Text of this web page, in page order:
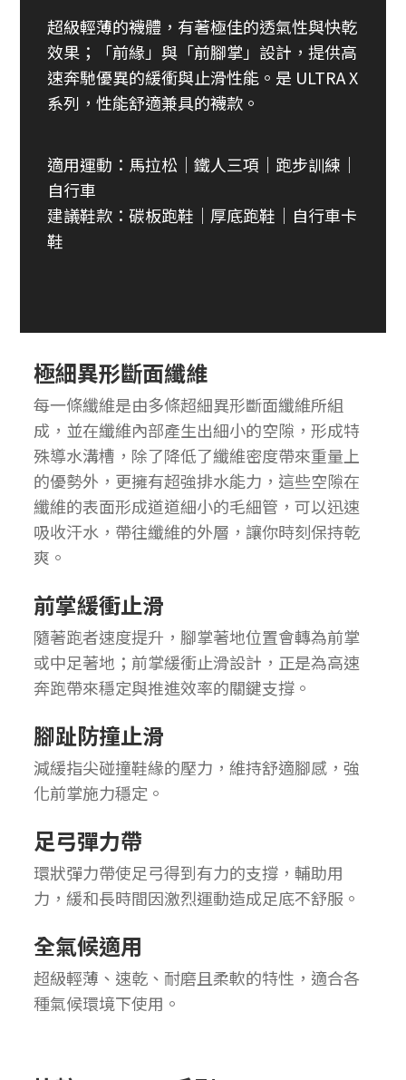
超級輕薄的襪體，有著極佳的透氣性與快乾
效果；「前緣」與「前腳掌」設計，提供高
速奔馳優異的緩衝與止滑性能。是 ULTRA X
系列，性能舒適兼具的襪款。
適用運動：馬拉松｜鐵人三項｜跑步訓練｜
自行車
建議鞋款：碳板跑鞋｜厚底跑鞋｜自行車卡
鞋
極細異形斷面纖維
每一條纖維是由多條超細異形斷面纖維所組
成，並在纖維內部產生出細小的空隙，形成特
殊導水溝槽，除了降低了纖維密度帶來重量上
的優勢外，更擁有超強排水能力，這些空隙在
纖維的表面形成道道細小的毛細管，可以迅速
吸收汗水，帶往纖維的外層，讓你時刻保持乾
爽。
前掌緩衝止滑
隨著跑者速度提升，腳掌著地位置會轉為前掌
或中足著地；前掌緩衝止滑設計，正是為高速
奔跑帶來穩定與推進效率的關鍵支撐。
腳趾防撞止滑
減緩指尖碰撞鞋緣的壓力，維持舒適腳感，強
化前掌施力穩定。
足弓彈力帶
環狀彈力帶使足弓得到有力的支撐，輔助用
力，緩和長時間因激烈運動造成足底不舒服。
全氣候適用
超級輕薄、速乾、耐磨且柔軟的特性，適合各
種氣候環境下使用。